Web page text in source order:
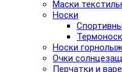
Маски
Носки
Носки
Очки
Перчатки и